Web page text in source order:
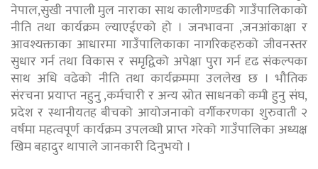
नेपाल,सुखी नपाली मुल नाराका साथ कालीगण्डकी गाउँपालिकाको
नीति तथा कार्यक्रम ल्याएईएको हो । जनभावना ,जनआंकाक्षा र
आवश्यक्ताका आधारमा गाउँपालिकाका नागरिकहरुको जीवनस्तर
सुधार गर्न तथा विकास र समृद्विको अपेक्षा पुरा गर्न दृढ संकल्पका
साथ अधि वढेको नीति तथा कार्यक्रममा उललेख छ । भौतिक
संरचना प्रयाप्त नहुनु ,कर्मचारी र अन्य स्रोत साधनको कमी हुनु संघ,
प्रदेश र स्थानीयतह बीचको आयोजनाको वर्गीकरणका शुरुवाती २
वर्षमा महत्वपूर्ण कार्यक्रम उपलव्धी प्राप्त गरेको गाउँपालिका अध्यक्ष
खिम बहादुर थापाले जानकारी दिनुभयो ।